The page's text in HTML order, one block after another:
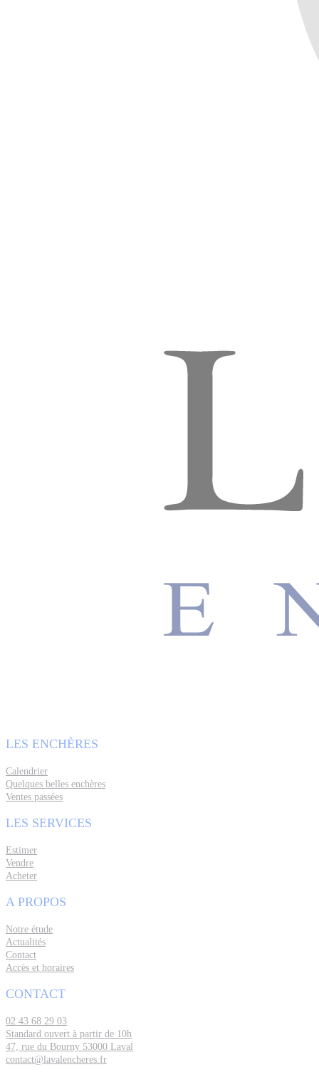
LES ENCHÈRES
Calendrier
Quelques belles enchères
Ventes passées
LES SERVICES
Estimer
Vendre
Acheter
A PROPOS
Notre étude
Actualités
Contact
Accès et horaires
CONTACT
02 43 68 29 03
Standard ouvert à partir de 10h
47, rue du Bourny 53000 Laval
contact@lavalencheres.fr